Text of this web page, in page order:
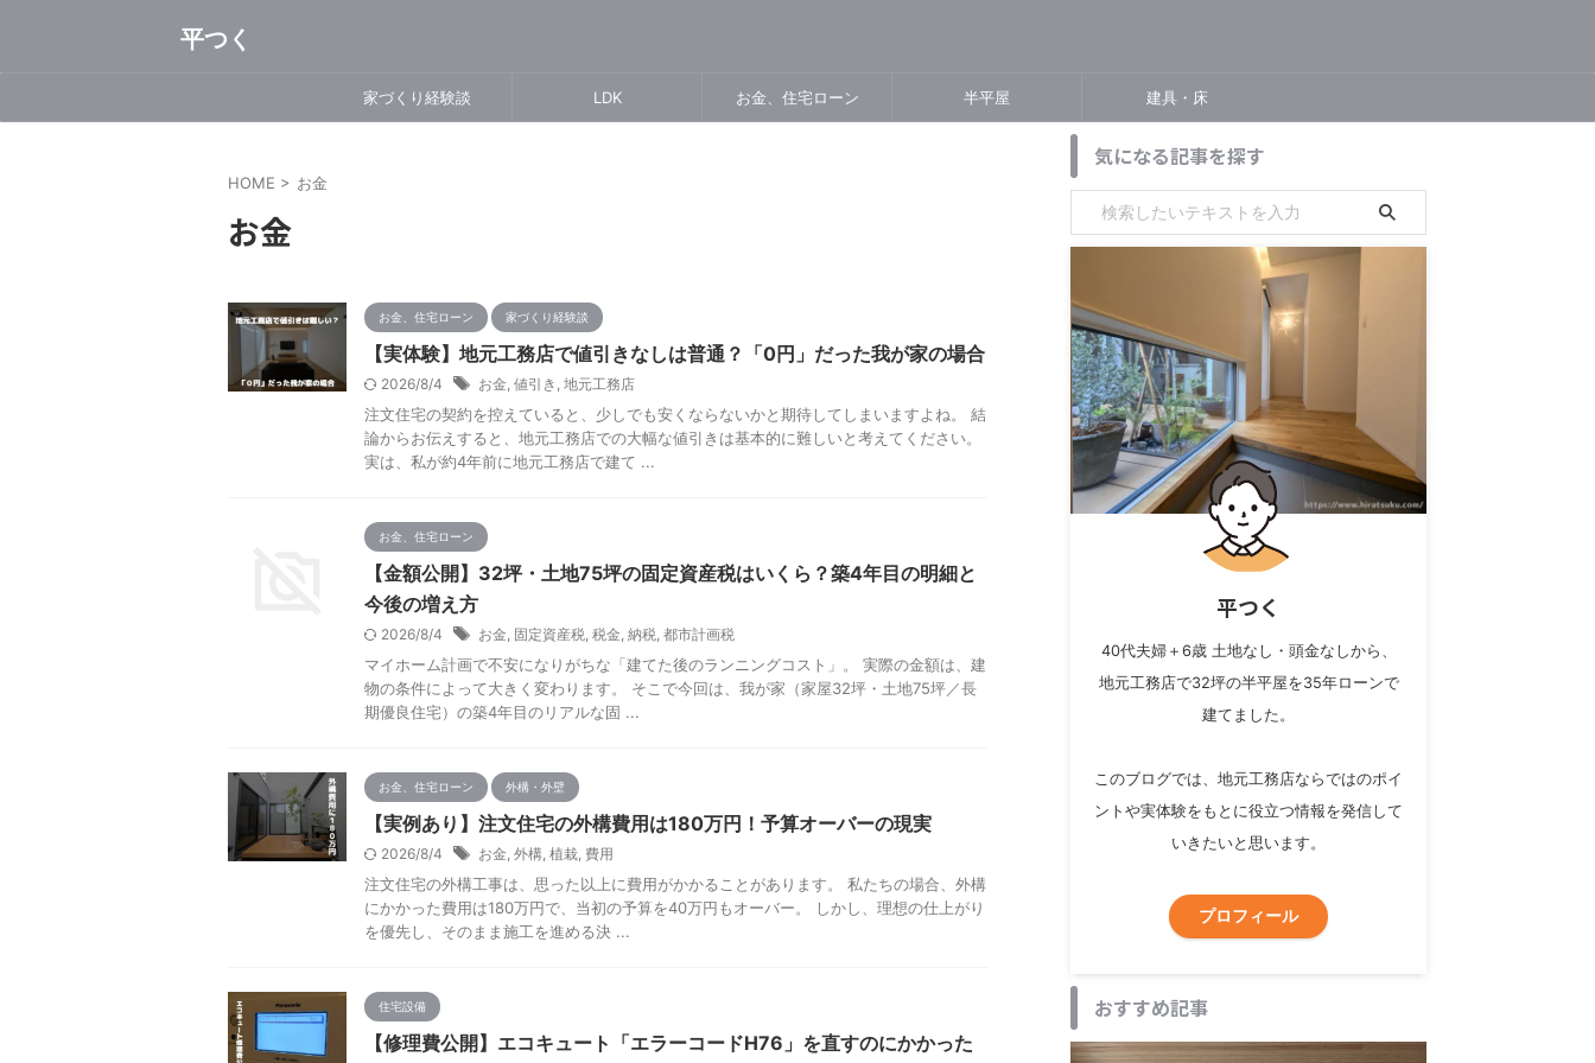
平つく
家づくり経験談 LDK お金、住宅ローン 半平屋 建具・床
HOME > お金
お金
お金、住宅ローン 家づくり経験談
【実体験】地元工務店で値引きなしは普通？「0円」だった我が家の場合
2026/8/4 お金, 値引き , 地元工務店
注文住宅の契約を控えていると、少しでも安くならないかと期待してしまいますよね。 結
論からお伝えすると、地元工務店での大幅な値引きは基本的に難しいと考えてください。
実は、私が約4年前に地元工務店で建て ...
お金、住宅ローン
【金額公開】32坪・土地75坪の固定資産税はいくら？築4年目の明細と
今後の増え方
2026/8/4 お金, 固定資産税, 税金, 納税, 都市計画税
マイホーム計画で不安になりがちな「建てた後のランニングコスト」。 実際の金額は、建
物の条件によって大きく変わります。 そこで今回は、我が家（家屋32坪・土地75坪／長
期優良住宅）の築4年目のリアルな固 ...
お金、住宅ローン 外構・外壁
【実例あり】注文住宅の外構費用は180万円！予算オーバーの現実
2026/8/4 お金, 外構, 植栽, 費用
注文住宅の外構工事は、思った以上に費用がかかることがあります。 私たちの場合、外構
にかかった費用は180万円で、当初の予算を40万円もオーバー。 しかし、理想の仕上がり
を優先し、そのまま施工を進める決 ...
住宅設備
【修理費公開】エコキュート「エラーコードH76」を直すのにかかった
気になる記事を探す
平つく
40代夫婦＋6歳 土地なし・頭金なしから、
地元工務店で32坪の半平屋を35年ローンで
建てました。
このブログでは、地元工務店ならではのポイ
ントや実体験をもとに役立つ情報を発信して
いきたいと思います。
プロフィール
おすすめ記事